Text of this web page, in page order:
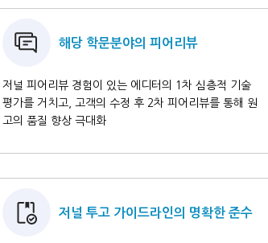
해당 학문분야의 피어리뷰
저널 피어리뷰 경험이 있는 에디터의 1차 심층적 기술
평가를 거치고, 고객의 수정 후 2차 피어리뷰를 통해 원
고의 품질 향상 극대화
저널 투고 가이드라인의 명확한 준수